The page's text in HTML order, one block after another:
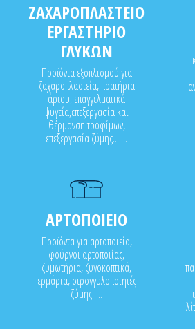
ΖΑΧΑΡΟΠΛΑΣΤΕΙΟ
ΕΡΓΑΣΤΗΡΙΟ
ΓΛΥΚΩΝ
Προϊόντα εξοπλισμού για
ζαχαροπλαστεία, πρατήρια
άρτου, επαγγελματικά
ψυγεία,επεξεργασία και
θέρμανση τροφίμων,
επεξεργασία ζύμης.......
ΑΡΤΟΠΟΙΕΙΟ
Προϊόντα για αρτοποιεία,
φούρνοι αρτοποιίας,
ζυμωτήρια, ζυγοκοπτικά,
ερμάρια, στρογγυλοποιητές
ζύμης.....